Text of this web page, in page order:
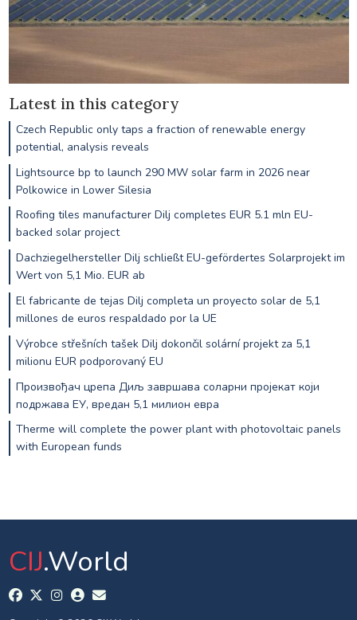
Latest in this category
Czech Republic only taps a fraction of renewable energy
potential, analysis reveals
Lightsource bp to launch 290 MW solar farm in 2026 near
Polkowice in Lower Silesia
Roofing tiles manufacturer Dilj completes EUR 5.1 mln EU-
backed solar project
Dachziegelhersteller Dilj schließt EU-gefördertes Solarprojekt im
Wert von 5,1 Mio. EUR ab
El fabricante de tejas Dilj completa un proyecto solar de 5,1
millones de euros respaldado por la UE
Výrobce střešních tašek Dilj dokončil solární projekt za 5,1
milionu EUR podporovaný EU
Произвођач црепа Диљ завршава соларни пројекат који
подржава ЕУ, вредан 5,1 милион евра
Therme will complete the power plant with photovoltaic panels
with European funds
CIJ.World